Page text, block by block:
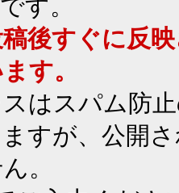
す。
後すぐに反
す。
はスパム防
すが、公開
。